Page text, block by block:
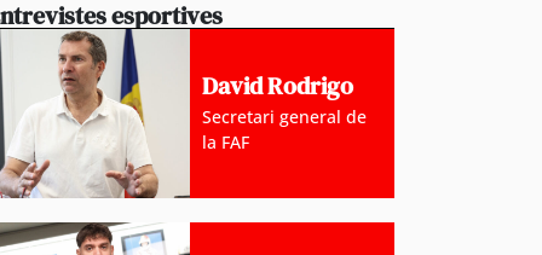
esportives
David Rodrigo
Secretari general de
la FAF